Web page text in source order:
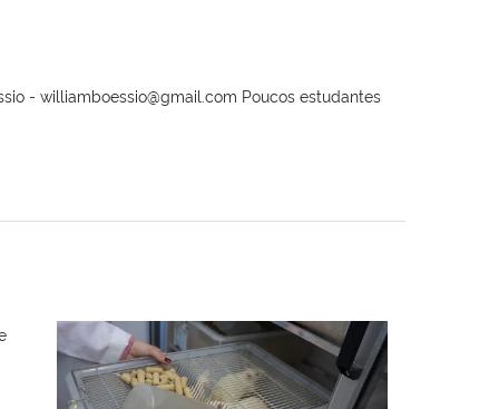
- williamboessio@gmail.com Poucos estudantes